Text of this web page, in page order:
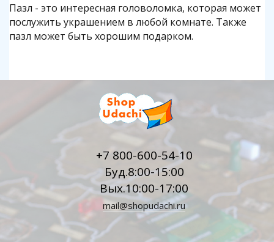
Пазл - это интересная головоломка, которая может
послужить украшением в любой комнате. Также
пазл может быть хорошим подарком.
+7 800-600-54-10
Буд.8:00-15:00
Вых.10:00-17:00
mail@shopudachi.ru